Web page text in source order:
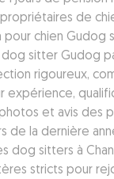
de
chien Gudog
sitter Gudog
rigoureux,
expérience,
et avis des
de la dernière
dog sitters à
stricts pour